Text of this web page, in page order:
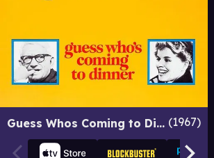
Guess Whos Coming to Dinner 1967